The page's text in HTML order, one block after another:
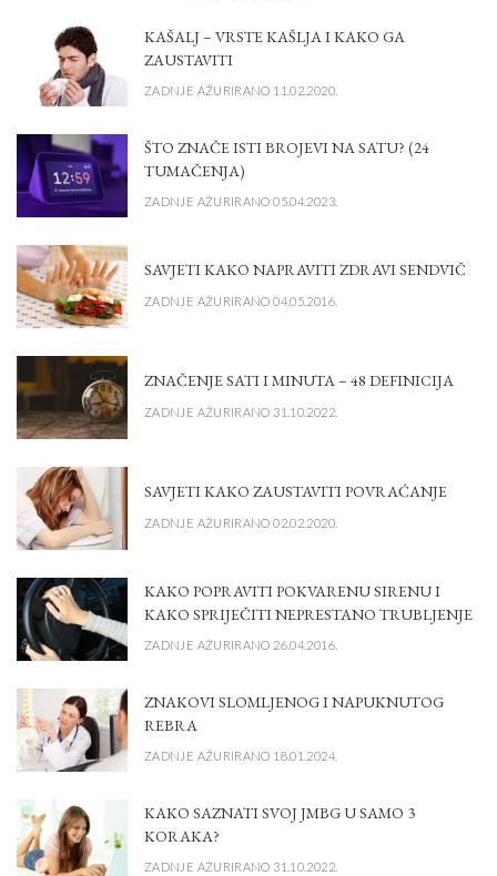
KAŠALJ – VRSTE KAŠLJA I KAKO GA
ZAUSTAVITI
ZADNJE AŽURIRANO 11.02.2020.
ŠTO ZNAČE ISTI BROJEVI NA SATU? (24
TUMAČENJA)
ZADNJE AŽURIRANO 05.04.2023.
SAVJETI KAKO NAPRAVITI ZDRAVI SENDVIČ
ZADNJE AŽURIRANO 04.05.2016.
ZNAČENJE SATI I MINUTA – 48 DEFINICIJA
ZADNJE AŽURIRANO 31.10.2022.
SAVJETI KAKO ZAUSTAVITI POVRAĆANJE
ZADNJE AŽURIRANO 02.02.2020.
KAKO POPRAVITI POKVARENU SIRENU I
KAKO SPRIJEČITI NEPRESTANO TRUBLJENJE
ZADNJE AŽURIRANO 26.04.2016.
ZNAKOVI SLOMLJENOG I NAPUKNUTOG
REBRA
ZADNJE AŽURIRANO 18.01.2024.
KAKO SAZNATI SVOJ JMBG U SAMO 3
KORAKA?
ZADNJE AŽURIRANO 31.10.2022.